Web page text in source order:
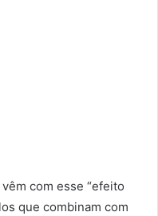
com esse “efeito
que combinam com